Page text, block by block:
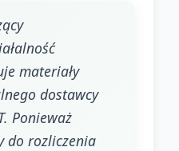
materiały
dostawcy
Ponieważ
do rozliczenia